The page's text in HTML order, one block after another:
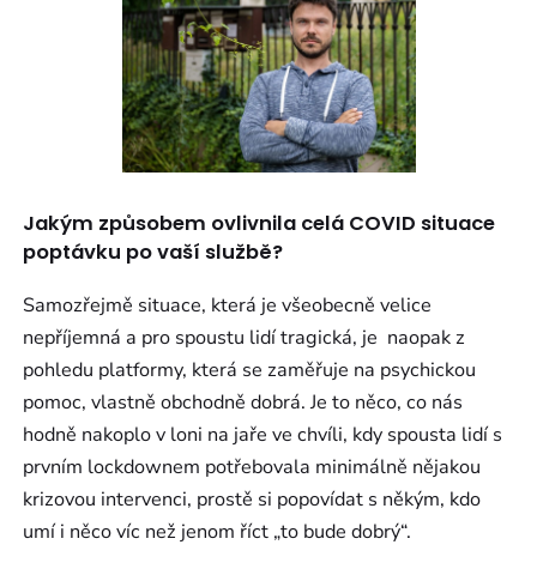
Jakým způsobem ovlivnila celá COVID situace
poptávku po vaší službě?
Samozřejmě situace, která je všeobecně velice
nepříjemná a pro spoustu lidí tragická, je naopak z
pohledu platformy, která se zaměřuje na psychickou
pomoc, vlastně obchodně dobrá. Je to něco, co nás
hodně nakoplo v loni na jaře ve chvíli, kdy spousta lidí s
prvním lockdownem potřebovala minimálně nějakou
krizovou intervenci, prostě si popovídat s někým, kdo
umí i něco víc než jenom říct „to bude dobrý“.